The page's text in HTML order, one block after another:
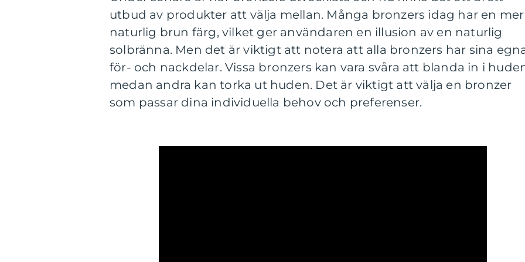
utbud av produkter att välja mellan. Många bronzers idag har en mer
naturlig brun färg, vilket ger användaren en illusion av en naturlig
solbränna. Men det är viktigt att notera att alla bronzers har sina
för- och nackdelar. Vissa bronzers kan vara svåra att blanda in i
medan andra kan torka ut huden. Det är viktigt att välja en bronzer
som passar dina individuella behov och preferenser.